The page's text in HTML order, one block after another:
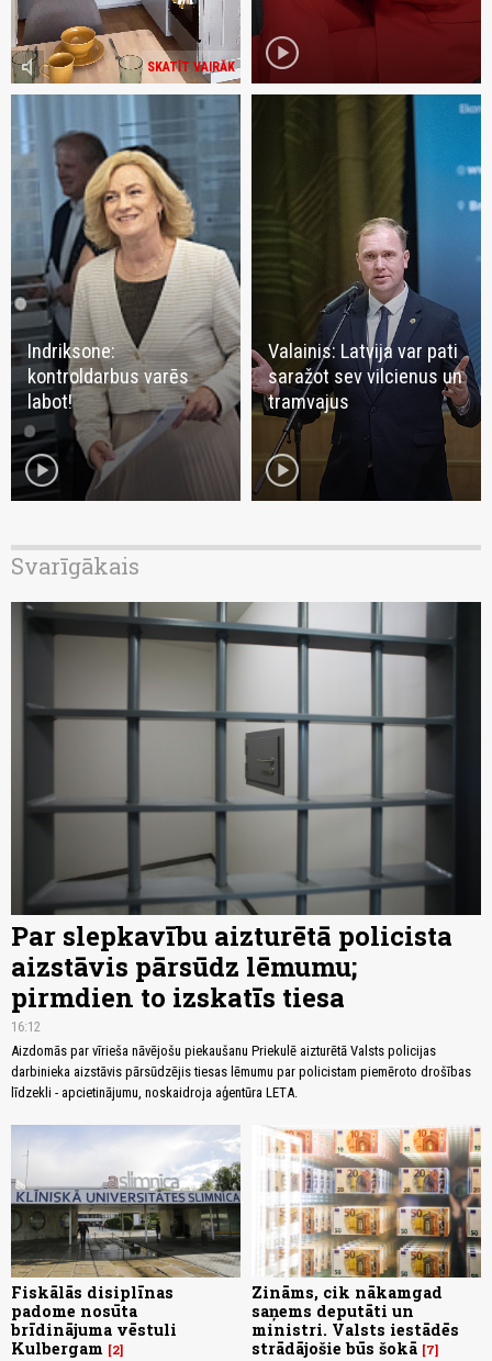
SKATĪT VAIRĀK
volume_mute play_circle
Indriksone:
kontroldarbus varēs
labot!
play_circle
Valainis: Latvija var pati
saražot sev vilcienus un
tramvajus
play_circle
Svarīgākais
Par slepkavību aizturētā policista
aizstāvis pārsūdz lēmumu;
pirmdien to izskatīs tiesa
16:12
Aizdomās par vīrieša nāvējošu piekaušanu Priekulē aizturētā Valsts policijas
darbinieka aizstāvis pārsūdzējis tiesas lēmumu par policistam piemēroto drošības
līdzekli - apcietinājumu, noskaidroja aģentūra LETA.
Fiskālās disiplīnas
padome nosūta
brīdinājuma vēstuli
Kulbergam
2
Zināms, cik nākamgad
saņems deputāti un
ministri. Valsts iestādēs
strādājošie būs šokā 7